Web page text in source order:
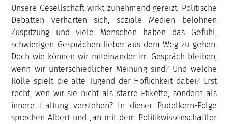
Unsere Gesellschaft wirkt zunehmend gereizt. Politische
Debatten verhärten sich, soziale Medien belohnen
Zuspitzung und viele Menschen haben das Gefühl,
schwierigen Gesprächen lieber aus dem Weg zu gehen.
Doch wie können wir miteinander im Gespräch bleiben,
wenn wir unterschiedlicher Meinung sind? Und welche
Rolle spielt die alte Tugend der Höflichkeit dabei? Erst
recht, wen wir sie nicht als starre Etikette, sondern als
innere Haltung verstehen? In dieser Pudelkern-Folge
sprechen Albert und Jan mit dem Politikwissenschaftler